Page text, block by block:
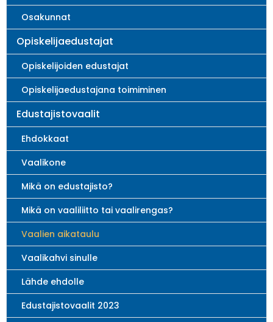
Osakunnat
Opiskelijaedustajat
Opiskelijoiden edustajat
Opiskelijaedustajana toimiminen
Edustajistovaalit
Ehdokkaat
Vaalikone
Mikä on edustajisto?
Mikä on vaaliliitto tai vaalirengas?
Vaalien aikataulu
Vaalikahvi sinulle
Lähde ehdolle
Edustajistovaalit 2023